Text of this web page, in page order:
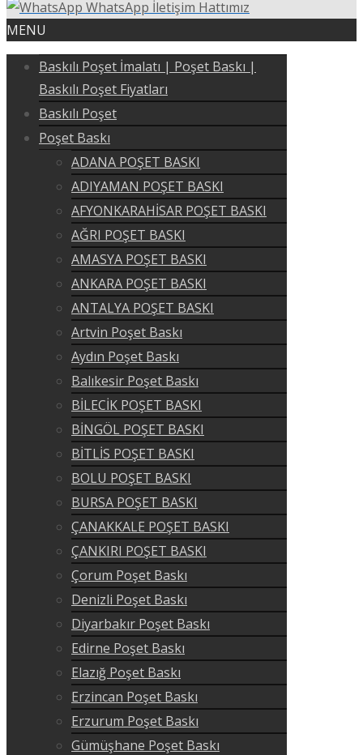
WhatsApp İletişim Hattımız
MENU
Baskılı Poşet İmalatı | Poşet Baskı |
Baskılı Poşet Fiyatları
Baskılı Poşet
Poşet Baskı
ADANA POŞET BASKI
ADIYAMAN POŞET BASKI
AFYONKARAHİSAR POŞET BASKI
AĞRI POŞET BASKI
AMASYA POŞET BASKI
ANKARA POŞET BASKI
ANTALYA POŞET BASKI
Artvin Poşet Baskı
Aydın Poşet Baskı
Balıkesir Poşet Baskı
BİLECİK POŞET BASKI
BİNGÖL POŞET BASKI
BİTLİS POŞET BASKI
BOLU POŞET BASKI
BURSA POŞET BASKI
ÇANAKKALE POŞET BASKI
ÇANKIRI POŞET BASKI
Çorum Poşet Baskı
Denizli Poşet Baskı
Diyarbakır Poşet Baskı
Edirne Poşet Baskı
Elazığ Poşet Baskı
Erzincan Poşet Baskı
Erzurum Poşet Baskı
Gümüşhane Poşet Baskı